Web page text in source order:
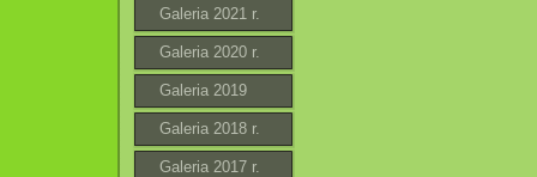
Galeria 2021 r.
Galeria 2020 r.
Galeria 2019
Galeria 2018 r.
Galeria 2017 r.